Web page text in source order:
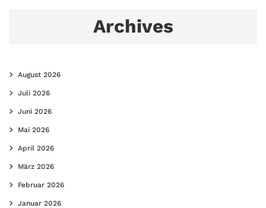
Archives
August 2026
Juli 2026
Juni 2026
Mai 2026
April 2026
März 2026
Februar 2026
Januar 2026